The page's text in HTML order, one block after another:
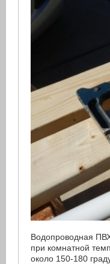
Водопроводная
при комнатной
около 150-180